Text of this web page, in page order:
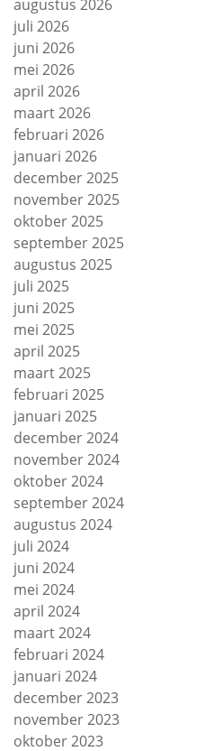
augustus 2026
juli 2026
juni 2026
mei 2026
april 2026
maart 2026
februari 2026
januari 2026
december 2025
november 2025
oktober 2025
september 2025
augustus 2025
juli 2025
juni 2025
mei 2025
april 2025
maart 2025
februari 2025
januari 2025
december 2024
november 2024
oktober 2024
september 2024
augustus 2024
juli 2024
juni 2024
mei 2024
april 2024
maart 2024
februari 2024
januari 2024
december 2023
november 2023
oktober 2023